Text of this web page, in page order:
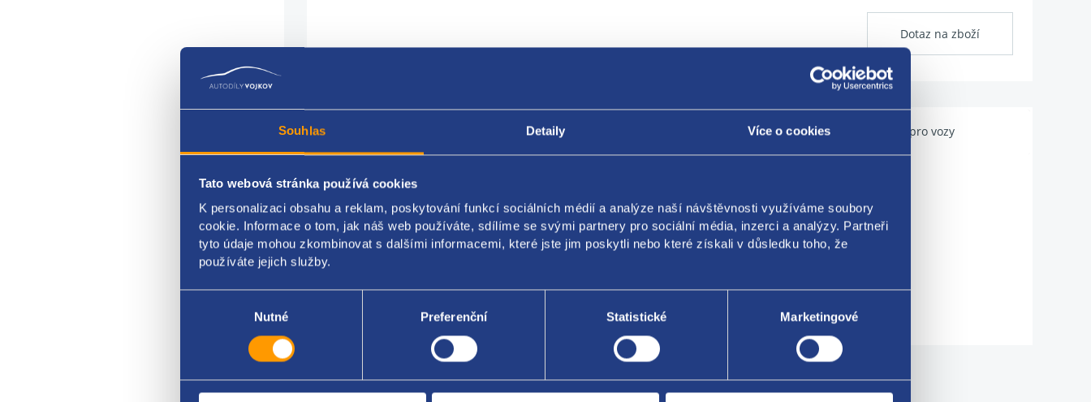
Souhlas Detaily Více o cookies
Tato webová stránka používá cookies
K personalizaci obsahu a reklam, poskytování funkcí sociálních médií a analýze naší návštěvnosti využíváme soubory
cookie. Informace o tom, jak náš web používáte, sdílíme se svými partnery pro sociální média, inzerci a analýzy. Partneři
tyto údaje mohou zkombinovat s dalšími informacemi, které jste jim poskytli nebo které získali v důsledku toho, že
používáte jejich služby.
Nutné Preferenční Statistické Marketingové
Dotaz na zboží
Použitelné pro vozy
Barva: W88:soul černá
VAG originál: 4E0419091CN 4F0419091AK 4F0419091DD